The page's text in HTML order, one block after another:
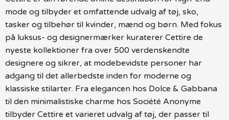
mode og tilbyder et omfattende udvalg af tøj, sko,
tasker og tilbehør til kvinder, mænd og børn. Med fokus
på luksus- og designermærker kuraterer Cettire de
nyeste kollektioner fra over 500 verdenskendte
designere og sikrer, at modebevidste personer har
adgang til det allerbedste inden for moderne og
klassiske stilarter. Fra elegancen hos Dolce & Gabbana
til den minimalistiske charme hos Société Anonyme
tilbyder Cettire et varieret udvalg af tøj, der passer til